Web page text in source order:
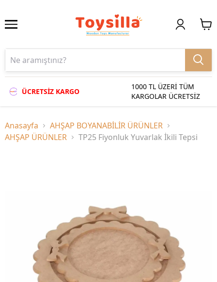
ÜCRETSİZ KARGO
1000 TL ÜZERİ TÜM
KARGOLAR ÜCRETSİZ
Anasayfa
AHŞAP BOYANABİLİR ÜRÜNLER
AHŞAP ÜRÜNLER
TP25 Fiyonluk Yuvarlak İkili Tepsi